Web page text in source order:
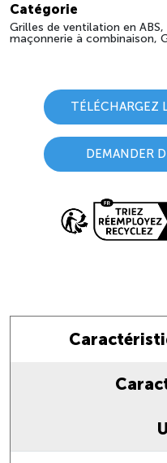
Catégorie
Grilles de ventilation en
maçonnerie à combinaison,
TÉLÉCHARGEZ
DEMANDER